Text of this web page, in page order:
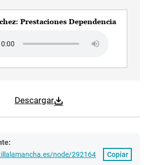
Descargar
Prestaciones Dependencia
node/292164
Copiar